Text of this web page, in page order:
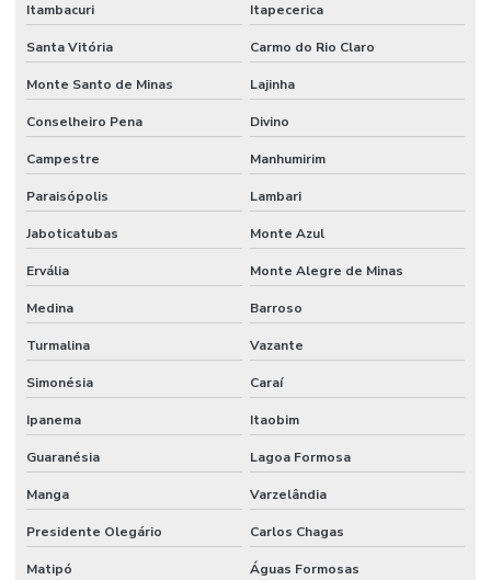
Itambacuri Itapecerica
Santa Vitória Carmo do Rio Claro
Monte Santo de Minas Lajinha
Conselheiro Pena Divino
Campestre Manhumirim
Paraisópolis Lambari
Jaboticatubas Monte Azul
Ervália Monte Alegre de Minas
Medina Barroso
Turmalina Vazante
Simonésia Caraí
Ipanema Itaobim
Guaranésia Lagoa Formosa
Manga Varzelândia
Presidente Olegário Carlos Chagas
Matipó Águas Formosas